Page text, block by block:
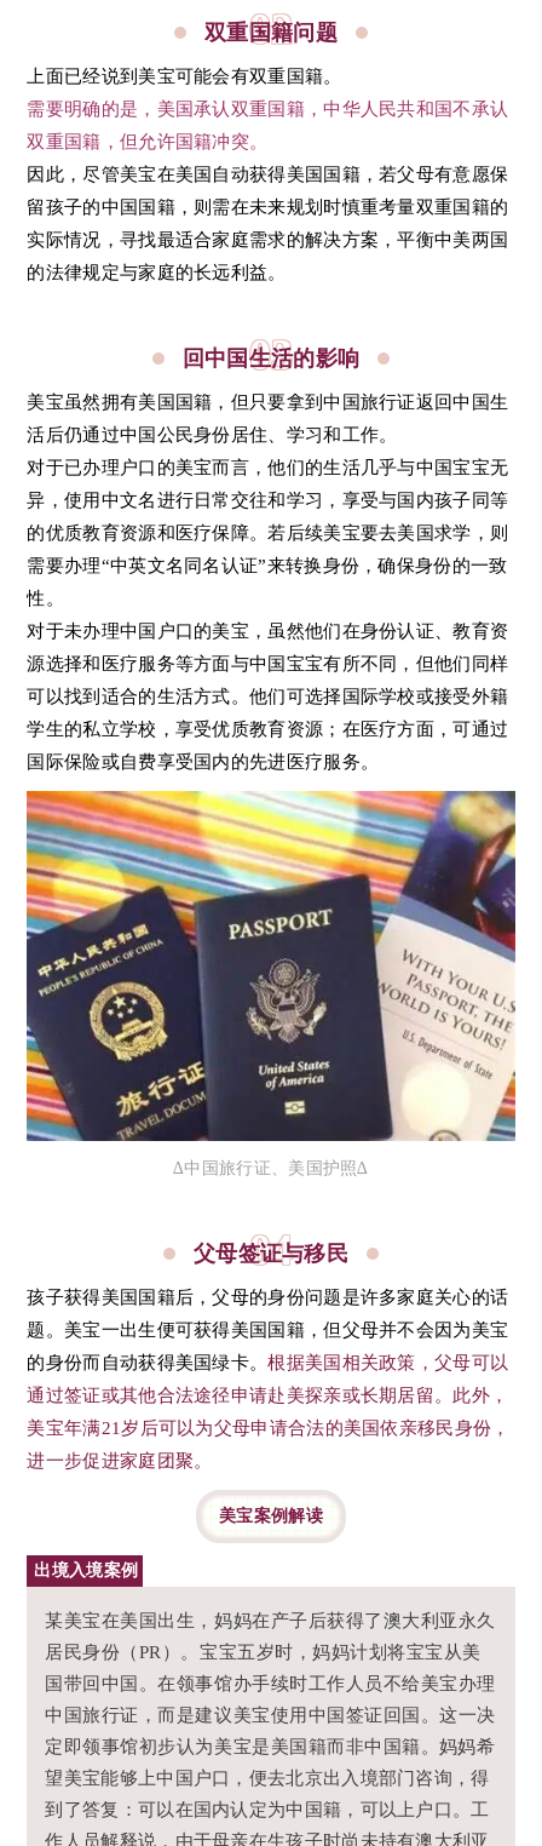
02
双重国籍问题
上面已经说到美宝可能会有双重国籍。
需要明确的是，美国承认双重国籍，中华人民共和国不承认
双重国籍，但允许国籍冲突。
因此，尽管美宝在美国自动获得美国国籍，若父母有意愿保
留孩子的中国国籍，则需在未来规划时慎重考量双重国籍的
实际情况，寻找最适合家庭需求的解决方案，平衡中美两国
的法律规定与家庭的长远利益。
03
回中国生活的影响
美宝虽然拥有美国国籍，但只要拿到中国旅行证返回中国生
活后仍通过中国公民身份居住、学习和工作。
对于已办理户口的美宝而言，他们的生活几乎与中国宝宝无
异，使用中文名进行日常交往和学习，享受与国内孩子同等
的优质教育资源和医疗保障。若后续美宝要去美国求学，则
需要办理“中英文名同名认证”来转换身份，确保身份的一致
性。
对于未办理中国户口的美宝，虽然他们在身份认证、教育资
源选择和医疗服务等方面与中国宝宝有所不同，但他们同样
可以找到适合的生活方式。他们可选择国际学校或接受外籍
学生的私立学校，享受优质教育资源；在医疗方面，可通过
国际保险或自费享受国内的先进医疗服务。
∆中国旅行证、美国护照∆
04
父母签证与移民
孩子获得美国国籍后，父母的身份问题是许多家庭关心的话
题。美宝一出生便可获得美国国籍，但父母并不会因为美宝
的身份而自动获得美国绿卡。根据美国相关政策，父母可以
通过签证或其他合法途径申请赴美探亲或长期居留。此外，
美宝年满21岁后可以为父母申请合法的美国依亲移民身份，
进一步促进家庭团聚。
美宝案例解读
出境入境案例
某美宝在美国出生，妈妈在产子后获得了澳大利亚永久
居民身份（PR）。 宝宝五岁时，妈妈计划将宝宝从美
国带回中国。在领事馆办手续时工作人员不给美宝办理
中国旅行证，而是建议美宝使用中国签证回国。这一决
定即领事馆初步认为美宝是美国籍而非中国籍。妈妈希
望美宝能够上中国户口，便去北京出入境部门咨询，得
到了答复：可以在国内认定为中国籍，可以上户口。工
作人员解释说，由于母亲在生孩子时尚未持有澳大利亚